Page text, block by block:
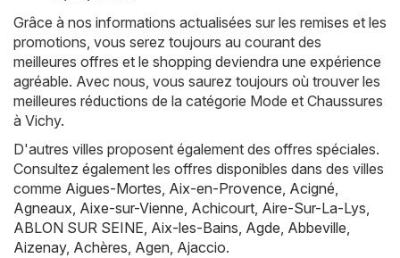
Grâce à nos informations actualisées sur les remises et les
promotions, vous serez toujours au courant des
meilleures offres et le shopping deviendra une expérience
agréable. Avec nous, vous saurez toujours où trouver les
meilleures réductions de la catégorie Mode et Chaussures
à Vichy.
D'autres villes proposent également des offres spéciales.
Consultez également les offres disponibles dans des villes
comme Aigues-Mortes, Aix-en-Provence, Acigné,
Agneaux, Aixe-sur-Vienne, Achicourt, Aire-Sur-La-Lys,
ABLON SUR SEINE, Aix-les-Bains, Agde, Abbeville,
Aizenay, Achères, Agen, Ajaccio.